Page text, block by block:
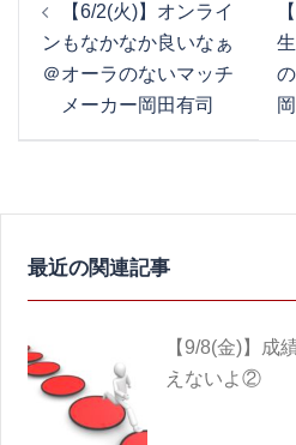
稿
ナ
ン
【6/2(火)】オンライ
ンもなかなか良いなぁ
＠オーラのないマッチ
メーカー岡田有司
【9/8(金)】成
えないよ②